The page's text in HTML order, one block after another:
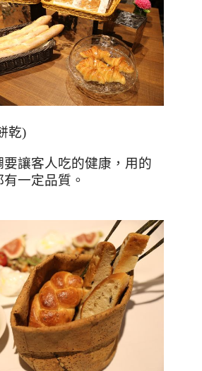
乾)
要讓客人吃的健康，用的
一定品質。